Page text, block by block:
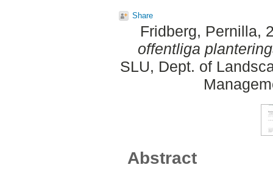
Share
Fridberg, Pernilla,
offentliga
SLU, Dept. of
Abstract